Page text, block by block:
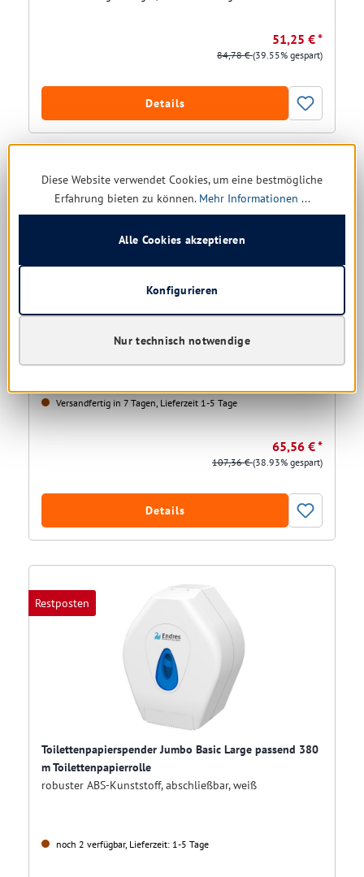
51,25 € *
84,78 €(39.55% gespart)
Details
weiß, Doppelrollenspender
Versandfertig in 7 Tagen, Lieferzeit 1-5 Tage
65,56 € *
107,36 €(38.93% gespart)
Details
Restposten
Toilettenpapierspender Jumbo Basic Large passend 380
m Toilettenpapierrolle
robuster ABS-Kunststoff, abschließbar, weiß
noch 2 verfügbar, Lieferzeit: 1-5 Tage
Diese Website verwendet Cookies, um eine bestmögliche
Erfahrung bieten zu können. Mehr Informationen ...
Nur technisch notwendige
Konfigurieren
Alle Cookies akzeptieren